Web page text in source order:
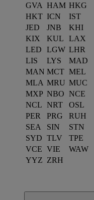
GVA HAM HKG
HKT ICN
IST
JED
JNB
KHI
KIX
KUL
LAX
LED
LGW LHR
LIS
LYS
MAD
MAN MCT MEL
MLA MRU MUC
MXP NBO NCE
NCL NRT
OSL
PER
PRG
RUH
SEA
SIN
STN
SYD TLV
TPE
VCE VIE
WAW
YYZ ZRH